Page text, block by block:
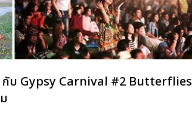
กับ Gypsy Carnival #2 Butterflies